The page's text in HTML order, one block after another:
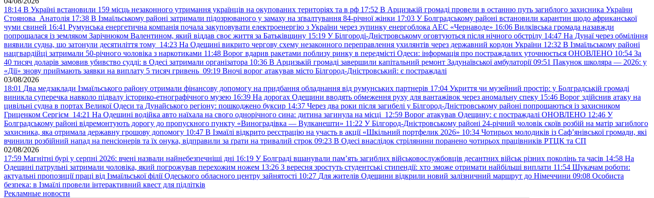
18:14 В Україні встановили 159 місць незаконного утримання українців на окупованих територіях та в рф 17:52 В Арцизькій громаді провели в останню путь загиблого захисника України
Стоянова Анатолія 17:38 В Ізмаїльському районі затримали підозрюваного у замаху на зґвалтування 84-річної жінки 17:03 У Болградському районі встановили карантин щодо африканської
чуми свиней 16:41 Румунська енергетична компанія почала закуповувати електроенергію з України через зупинку енергоблока АЕС «Чернаводе» 16:06 Вилківська громада назавжди
попрощалася із земляком Зарічнюком Валентином, який віддав своє життя за Батьківщину 15:19 У Білгороді-Дністровському оговтуються після нічного обстрілу 14:47 На Дунаї через обміління
виявили судна, що затонули десятиліття тому 14:23 На Одещині викрито чергову схему незаконного переправлення ухилянтів через державний кордон України 12:32 В Ізмаїльському районі
нацгвардійці затримали 50-річного чоловіка з наркотиками 11:48 Ворог вдарив ракетами поблизу ринку в передмісті Одеси: інформація про постраждалих уточнюється ОНОВЛЕНО 10:54 За
40 тисяч доларів замовив убивство судді: в Одесі затримали організатора 10:36 В Арцизькій громаді завершили капітальний ремонт Задунаївської амбулаторії 09:51 Пакунок школяра — 2026: у
«Дії» знову приймають заявки на виплату 5 тисяч гривень 09:19 Вночі ворог атакував місто Білгород-Дністровський: є постраждалі
03/08/2026
18:01 Два медзаклади Ізмаїльського району отримали фінансову допомогу на придбання обладнання від румунських партнерів 17:04 Укриття чи музейний простір: у Болградській громаді
виникла суперечка навколо підвалу історико-етнографічного музею 16:39 На дорогах Одещини вводять обмеження руху для вантажівок через аномальну спеку 15:46 Ворог здійснив атаку на
цивільні судна в портах Великої Одеси та Дунайського регіону: пошкоджено буксир 14:37 Через два роки після загибелі у Білгород-Дністровському районі попрощаються із захисником
Гриценком Сергієм 14:21 На Одещині водійка авто наїхала на свого однорічного сина: дитина загинула на місці 12:59 Ворог атакував Одещину: є постраждалі ОНОВЛЕНО 12:46 У
Болградському районі відремонтують дорогу до пропускного пункту «Виноградівка — Вулканешти» 11:22 У Білгород-Дністровському районі 24-річний чоловік скоїв розбій на матір загиблого
захисника, яка отримала державну грошову допомогу 10:47 В Ізмаїлі відкрито реєстрацію на участь в акції «Шкільний портфелик 2026» 10:34 Чотирьох молодиків із Саф’янівської громади, які
вчинили розбійний напад на пенсіонерів та їх онука, відправили за ґрати на тривалий строк 09:23 В Одесі внаслідок стрілянини поранено чотирьох працівників РТЦК та СП
02/08/2026
17:59 Магнітні бурі у серпні 2026: вчені назвали найнебезпечніші дні 16:19 У Болграді вшанували пам’ять загиблих військовослужбовців десантних військ різних поколінь та часів 14:58 На
Одещині патрульні затримали чоловіка, який погрожував перехожим ножем 13:26 З вересня зростуть студентські стипендії: хто зможе отримати найбільші виплати 11:54 Шукачам роботи:
актуальні пропозиції праці від Ізмаїльської філії Одеського обласного центру зайнятості 10:27 Для жителів Одещини відкрили новий залізничний маршрут до Німеччини 09:08 Особиста
безпека: в Ізмаїлі провели інтерактивний квест для підлітків
Рекламные новости